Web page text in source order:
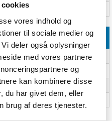
vores indhold og
til sociale medier og
deler også oplysninger
med vores partnere
og
kan kombinere disse
du har givet dem, eller
brug af deres tjenester.